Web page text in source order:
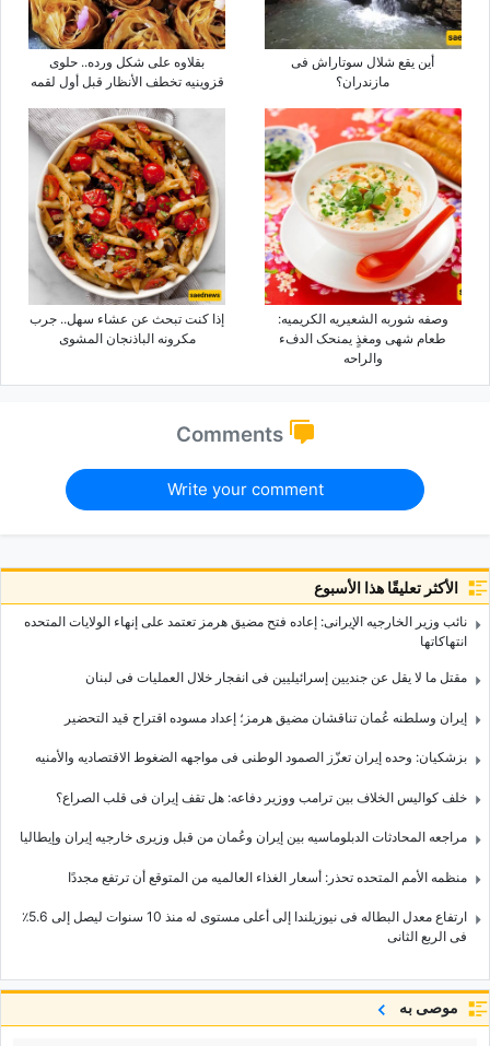
أین یقع شلال سوتاراش فی
مازندران؟
بقلاوه على شکل ورده.. حلوى
قزوینیه تخطف الأنظار قبل أول لقمه
وصفه شوربه الشعیریه الکریمیه:
طعام شهی ومغذٍ یمنحک الدفء
والراحه
إذا کنت تبحث عن عشاء سهل.. جرب
مکرونه الباذنجان المشوی
Comments
Write your comment
الأكثر تعليقًا هذا الأسبوع
نائب وزیر الخارجیه الإیرانی: إعاده فتح مضیق هرمز تعتمد على إنهاء الولایات المتحده
انتهاکاتها
مقتل ما لا یقل عن جندیین إسرائیلیین فی انفجار خلال العملیات فی لبنان
إیران وسلطنه عُمان تناقشان مضیق هرمز؛ إعداد مسوده اقتراح قید التحضیر
بزشکیان: وحده إیران تعزّز الصمود الوطنی فی مواجهه الضغوط الاقتصادیه والأمنیه
خلف کوالیس الخلاف بین ترامب ووزیر دفاعه: هل تقف إیران فی قلب الصراع؟
مراجعه المحادثات الدبلوماسیه بین إیران وعُمان من قبل وزیری خارجیه إیران وإیطالیا
منظمه الأمم المتحده تحذر: أسعار الغذاء العالمیه من المتوقع أن ترتفع مجددًا
ارتفاع معدل البطاله فی نیوزیلندا إلى أعلى مستوى له منذ 10 سنوات لیصل إلى 5.6٪
فی الربع الثانی
موصى به